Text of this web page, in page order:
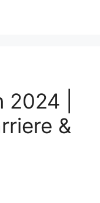
|
&